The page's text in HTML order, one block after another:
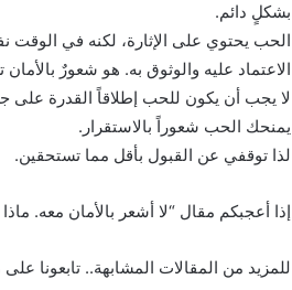
بشكلٍ دائم.
الحب يحتوي على الإثارة، لكنه في
الاعتماد عليه والوثوق به. هو شعورٌ
لا يجب أن يكون للحب إطلاقاً القدرة على
يمنحك الحب شعوراً بالاستقرار.
لذا توقفي عن القبول بأقل مما تستحقين.
إذا أعجبكم مقال “لا أشعر بالأمان معه.
للمزيد من المقالات المشابهة.. تابعونا على